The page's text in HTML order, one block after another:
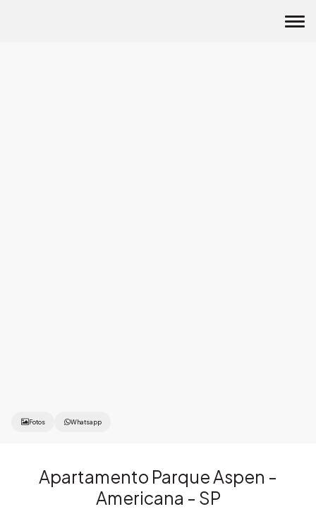
Fotos Whatsapp
Apartamento Parque Aspen -
Americana - SP